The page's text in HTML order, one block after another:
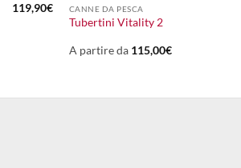
119,90€ CANNE DA PESCA
Tubertini Vitality 2
A partire da 115,00€